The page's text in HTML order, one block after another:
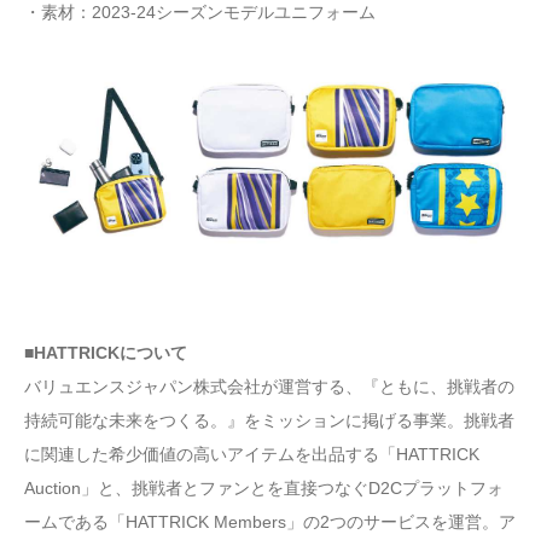
・素材：2023-24シーズンモデルユニフォーム
■HATTRICKについて
バリュエンスジャパン株式会社が運営する、『ともに、挑戦者の
持続可能な未来をつくる。』をミッションに掲げる事業。挑戦者
に関連した希少価値の高いアイテムを出品する「HATTRICK
Auction」と、挑戦者とファンとを直接つなぐD2Cプラットフォ
ームである「HATTRICK Members」の2つのサービスを運営。ア